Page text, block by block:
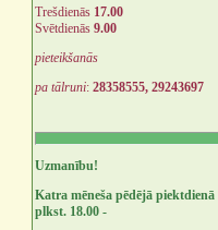
Trešdienās 17.00
Svētdienās 9.00
pieteikšanās
pa tālruni: 28358555, 29243697
Uzmanību!
Katra mēneša pēdējā piektdienā
plkst. 18.00 -